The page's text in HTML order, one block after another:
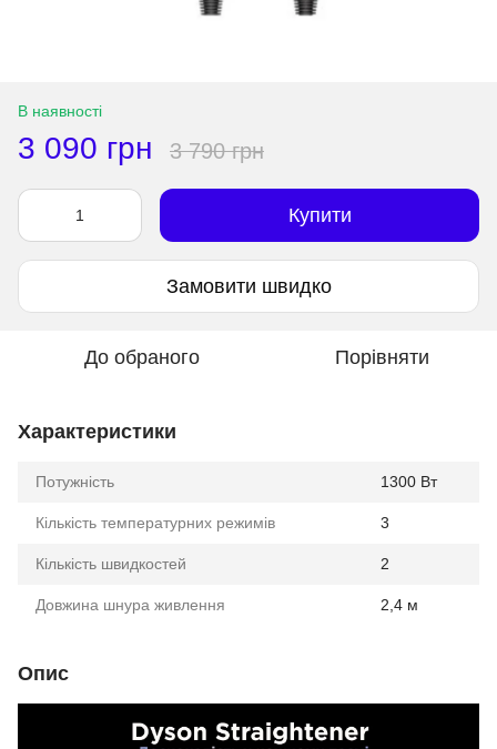
В наявності
3 090 грн 3 790 грн
Купити
Замовити швидко
До обраного Порівняти
Характеристики
Потужність 1300 Вт
Кількість температурних режимів 3
Кількість швидкостей 2
Довжина шнура живлення 2,4 м
Опис